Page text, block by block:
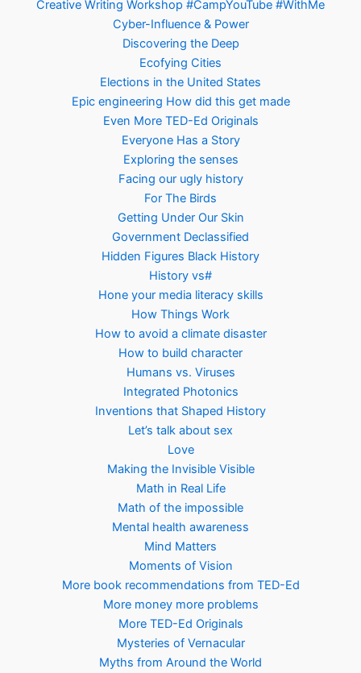
Creative Writing Workshop #CampYouTube #WithMe
Cyber-Influence & Power
Discovering the Deep
Ecofying Cities
Elections in the United States
Epic engineering How did this get made
Even More TED-Ed Originals
Everyone Has a Story
Exploring the senses
Facing our ugly history
For The Birds
Getting Under Our Skin
Government Declassified
Hidden Figures Black History
History vs#
Hone your media literacy skills
How Things Work
How to avoid a climate disaster
How to build character
Humans vs. Viruses
Integrated Photonics
Inventions that Shaped History
Let’s talk about sex
Love
Making the Invisible Visible
Math in Real Life
Math of the impossible
Mental health awareness
Mind Matters
Moments of Vision
More book recommendations from TED-Ed
More money more problems
More TED-Ed Originals
Mysteries of Vernacular
Myths from Around the World